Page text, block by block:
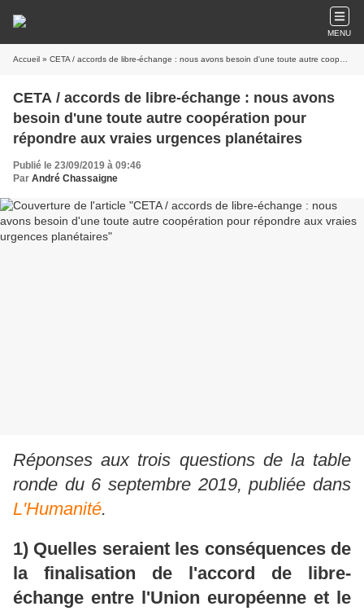
MENU
Accueil » CETA / accords de libre-échange : nous avons besoin d'une toute autre coopération pour répondre aux vraies urgences planétaires
CETA / accords de libre-échange : nous avons
besoin d'une toute autre coopération pour
répondre aux vraies urgences planétaires
Publié le 23/09/2019 à 09:46
Par André Chassaigne
Réponses aux trois questions de la table
ronde du 6 septembre 2019, publiée dans
L'Humanité.
1) Quelles seraient les conséquences de
la finalisation de l'accord de libre-
échange entre l'Union européenne et le